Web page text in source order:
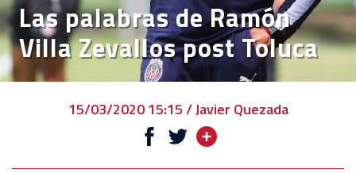
VENTA
DE
BOLETOS
CHIVABONOS
Las palabras de Ramón
Villa Zevallos post Toluca
15/03/2020 15:15 / Javier Quezada